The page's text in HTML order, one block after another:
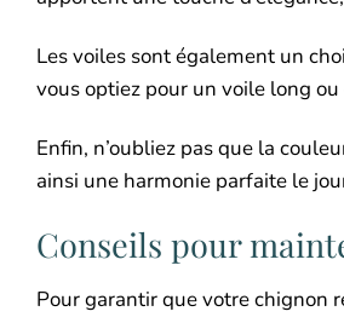
Les voiles sont également un
vous optiez pour un voile long
Enfin, n’oubliez pas que la
ainsi une harmonie parfaite le
Conseils pour
Pour garantir que votre chignon